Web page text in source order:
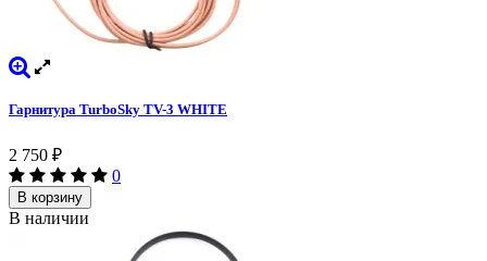
Гарнитура TurboSky TV-3 WHITE
2 750 ₽
0
В корзину
В наличии